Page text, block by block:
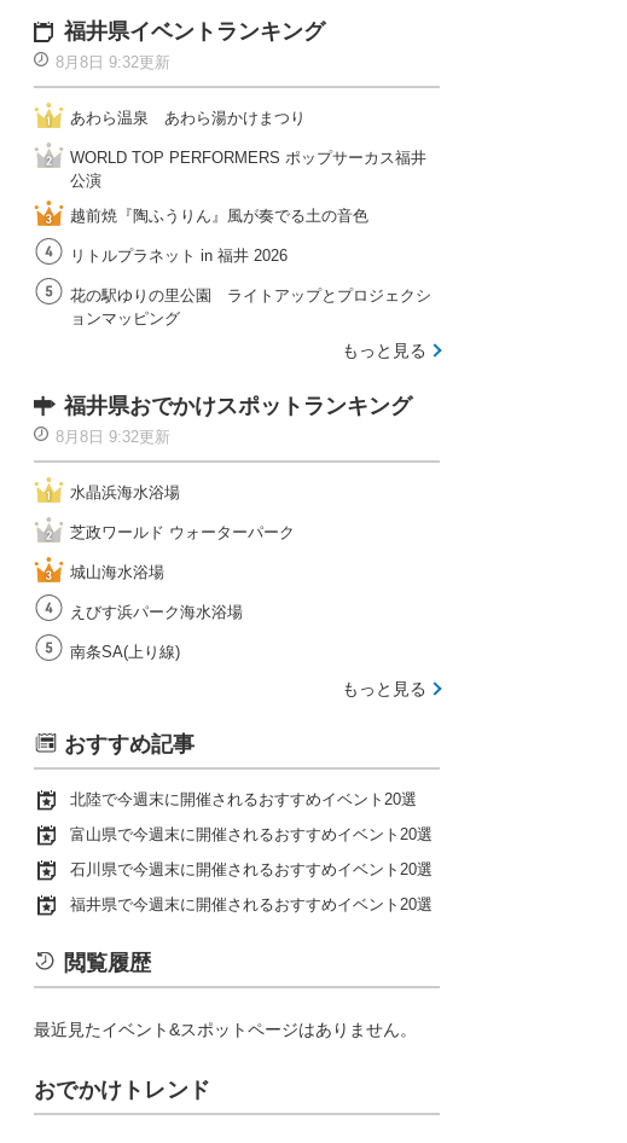
福井県イベントランキング
8月8日 9:32更新
あわら温泉 あわら湯かけまつり
WORLD TOP PERFORMERS ポップサーカス福井
公演
越前焼『陶ふうりん』風が奏でる土の音色
リトルプラネット in 福井 2026
花の駅ゆりの里公園 ライトアップとプロジェクシ
ョンマッピング
もっと見る
福井県おでかけスポットランキング
8月8日 9:32更新
水晶浜海水浴場
芝政ワールド ウォーターパーク
城山海水浴場
えびす浜パーク海水浴場
南条SA(上り線)
もっと見る
おすすめ記事
北陸で今週末に開催されるおすすめイベント20選
富山県で今週末に開催されるおすすめイベント20選
石川県で今週末に開催されるおすすめイベント20選
福井県で今週末に開催されるおすすめイベント20選
閲覧履歴
最近見たイベント&スポットページはありません。
おでかけトレンド